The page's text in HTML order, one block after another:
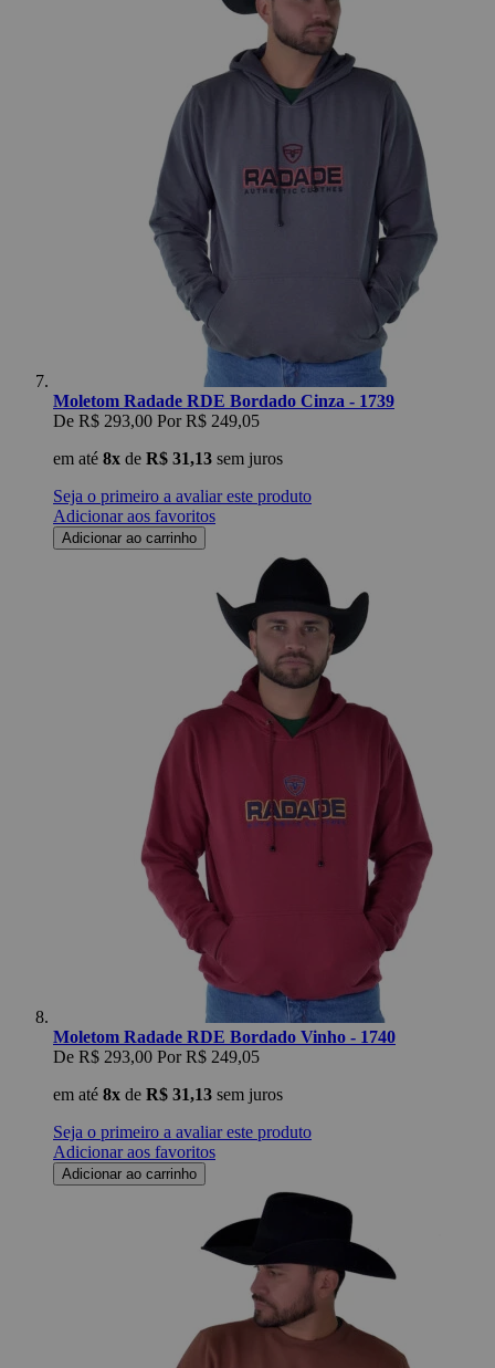
Moletom Radade RDE Bordado Cinza - 1739
De R$ 293,00 Por R$ 249,05
em até 8x de R$ 31,13 sem juros
Seja o primeiro a avaliar este produto
Adicionar aos favoritos
Adicionar ao carrinho
Moletom Radade RDE Bordado Vinho - 1740
De R$ 293,00 Por R$ 249,05
em até 8x de R$ 31,13 sem juros
Seja o primeiro a avaliar este produto
Adicionar aos favoritos
Adicionar ao carrinho